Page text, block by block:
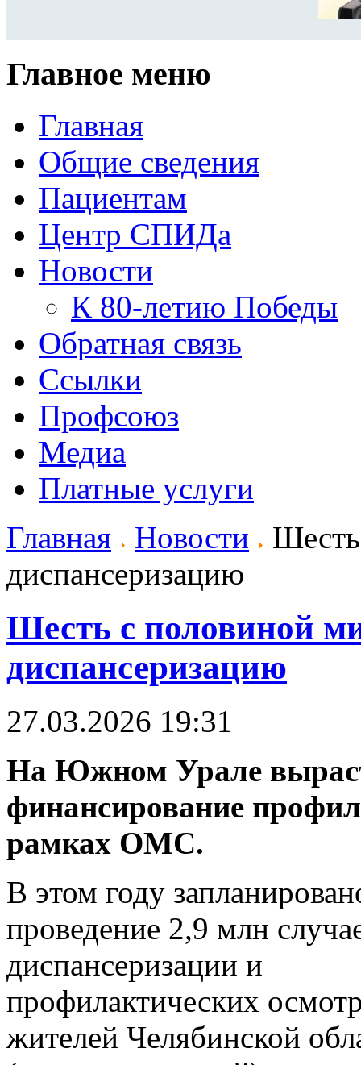
Главное меню
Главная
Общие сведения
Пациентам
Центр СПИДа
Новости
К 80-летию Победы
Обратная связь
Ссылки
Профсоюз
Медиа
Платные услуги
Главная
Новости
диспансеризацию
Шесть с половиной
диспансеризацию
27.03.2026 19:31
На Южном Урале
финансирование
рамках ОМС.
В этом году
проведение 2,9 млн
диспансеризации и
профилактических
жителей Челябинской